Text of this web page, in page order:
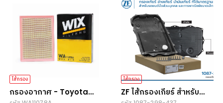
ไส้กรอง
กรองอากาศ - Toyota
ไส้กรอง
ZF ไส้กรองเกียร์ สำหรับ